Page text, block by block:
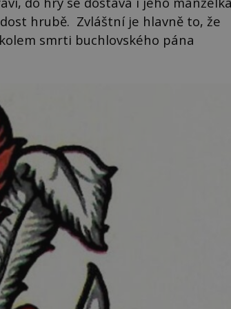
hrubě. Zvláštní je hlavně to, že
smrti buchlovského pána